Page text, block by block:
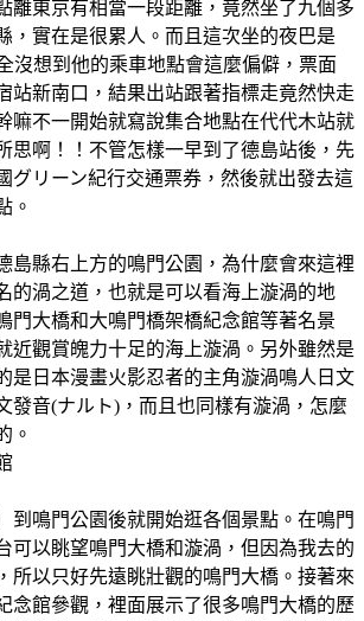
離東京有相當一段距離，竟然坐了九個多
，實在是很累人。而且這次坐的夜巴是
沒想到他的乘車地點會這麼偏僻，票面
站新南口，結果出站跟著指標走竟然快走
嘛不一開始就寫說集合地點在代代木站就
思啊！！不管怎樣一早到了德島站後，先
グリーン紀行交通票券，然後就出發去這
。
島縣右上方的鳴門公園，為什麼會來這裡
的渦之道，也就是可以看海上漩渦的地
門大橋和大鳴門橋架橋紀念館等著名景
近觀賞魄力十足的海上漩渦。另外雖然是
是日本漫畫火影忍者的主角漩渦鳴人日文
發音(ナルト)，而且也同樣有漩渦，怎麼
。
到鳴門公園後就開始逛各個景點。在鳴門
可以眺望鳴門大橋和漩渦，但因為我去的
所以只好先遠眺壯觀的鳴門大橋。接著來
念館參觀，裡面展示了很多鳴門大橋的歷